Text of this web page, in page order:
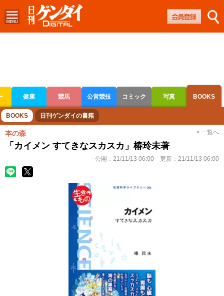
健康 競馬 公営競技 コミック 写真 BOOKS
ボートレース 競輪 オートレース
BOOKS 日刊ゲンダイの書籍
本の森 > 一覧へ
「カイメン すてきなスカスカ」椿玲未著
公開： 21/11/13 06:00 更新： 21/11/13 06:00